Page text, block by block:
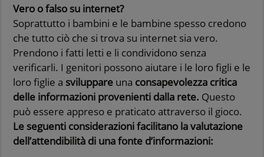
Vero o falso su internet?
Soprattutto i bambini e le bambine spesso credono
che tutto ciò che si trova su internet sia vero.
Prendono i fatti letti e li condividono senza
verificarli. I genitori possono aiutare i le loro figli e le
loro figlie a sviluppare una consapevolezza critica
delle informazioni provenienti dalla rete. Questo
può essere appreso e praticato attraverso il gioco.
Le seguenti considerazioni facilitano la valutazione
dell’attendibilità di una fonte d’informazioni: